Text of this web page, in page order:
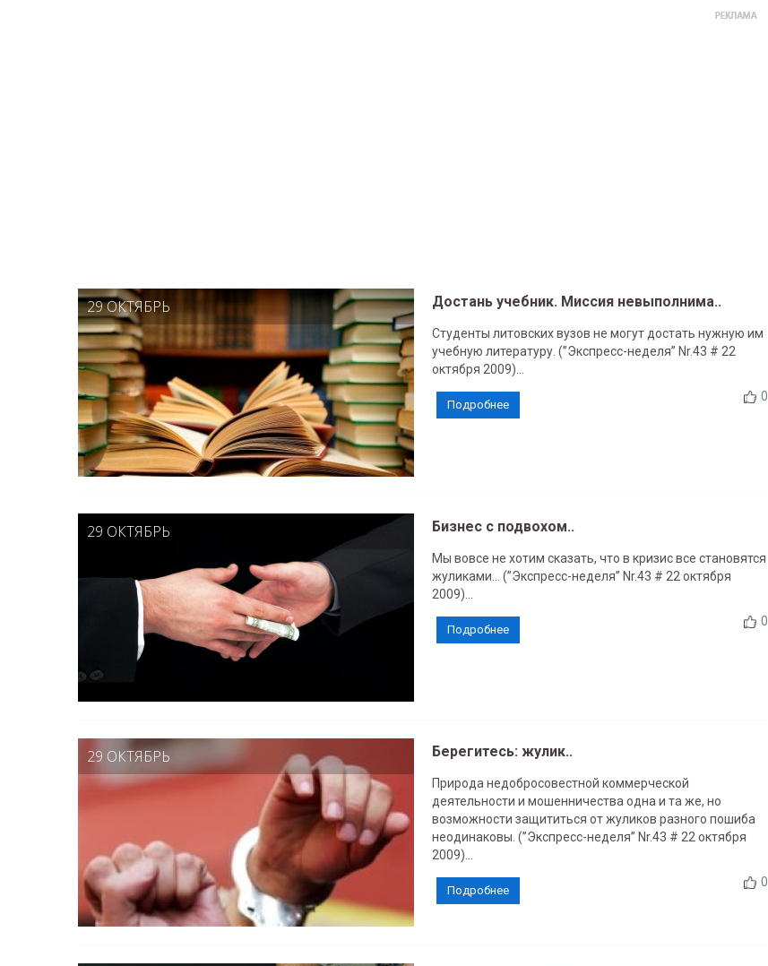
29 ОКТЯБРЬ Достань учебник. Миссия невыполнима..
Студенты литовских вузов не могут достать нужную им
учебную литературу. (”Экспресс-неделя” Nr.43 # 22
октября 2009)...
0
Подробнее
29 ОКТЯБРЬ Бизнес с подвохом..
Мы вовсе не хотим сказать, что в кризис все становятся
жуликами... (”Экспресс-неделя” Nr.43 # 22 октября
2009)...
0
Подробнее
29 ОКТЯБРЬ Берегитесь: жулик..
Природа недобросовестной коммерческой
деятельности и мошенничества одна и та же, но
возможности защититься от жуликов разного пошиба
неодинаковы. (”Экспресс-неделя” Nr.43 # 22 октября
2009)...
0
Подробнее